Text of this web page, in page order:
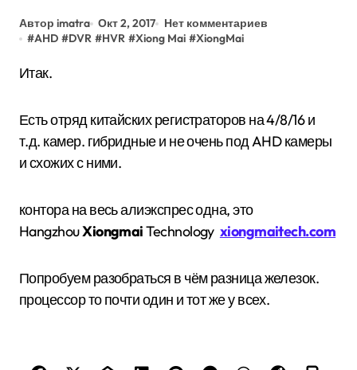
Автор imatra Окт 2, 2017
Нет комментариев
#AHD #DVR #HVR #Xiong Mai #XiongMai
Итак.
Есть отряд китайских регистраторов на 4/8/16 и
т.д. камер. гибридные и не очень под AHD камеры
и схожих с ними.
контора на весь алиэкспрес одна, это
HangzhouXiongmaiTechnology xiongmaitech.com
Попробуем разобраться в чём разница железок.
процессор то почти один и тот же у всех.